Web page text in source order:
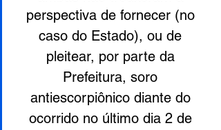
perspectiva de fornecer (no
caso do Estado), ou de
pleitear, por parte da
Prefeitura, soro
antiescorpiônico diante do
ocorrido no último dia 2 de